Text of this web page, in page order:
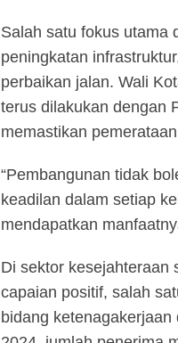
Salah satu fokus utama
peningkatan
perbaikan jalan. Wali
terus dilakukan dengan
memastikan
“Pembangunan tidak
keadilan dalam setiap
mendapatkan
Di sektor kesejahteraan
capaian positif, salah
bidang